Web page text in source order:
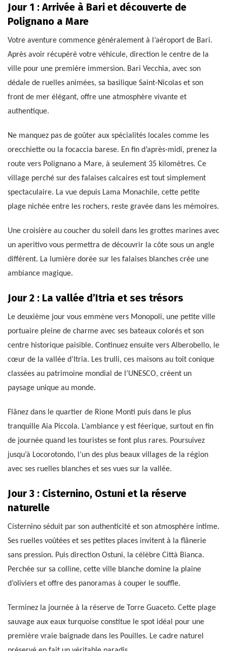
Jour 1 : Arrivée à Bari et découverte de
Polignano a Mare
Votre aventure commence généralement à l’aéroport de Bari.
Après avoir récupéré votre véhicule, direction le centre de la
ville pour une première immersion. Bari Vecchia, avec son
dédale de ruelles animées, sa basilique Saint-Nicolas et son
front de mer élégant, offre une atmosphère vivante et
authentique.
Ne manquez pas de goûter aux spécialités locales comme les
orecchiette ou la focaccia barese. En fin d’après-midi, prenez la
route vers Polignano a Mare, à seulement 35 kilomètres. Ce
village perché sur des falaises calcaires est tout simplement
spectaculaire. La vue depuis Lama Monachile, cette petite
plage nichée entre les rochers, reste gravée dans les mémoires.
Une croisière au coucher du soleil dans les grottes marines avec
un aperitivo vous permettra de découvrir la côte sous un angle
différent. La lumière dorée sur les falaises blanches crée une
ambiance magique.
Jour 2 : La vallée d’Itria et ses trésors
Le deuxième jour vous emmène vers Monopoli, une petite ville
portuaire pleine de charme avec ses bateaux colorés et son
centre historique paisible. Continuez ensuite vers Alberobello, le
cœur de la vallée d’Itria. Les trulli, ces maisons au toit conique
classées au patrimoine mondial de l’UNESCO, créent un
paysage unique au monde.
Flânez dans le quartier de Rione Monti puis dans le plus
tranquille Aia Piccola. L’ambiance y est féerique, surtout en fin
de journée quand les touristes se font plus rares. Poursuivez
jusqu’à Locorotondo, l’un des plus beaux villages de la région
avec ses ruelles blanches et ses vues sur la vallée.
Jour 3 : Cisternino, Ostuni et la réserve
naturelle
Cisternino séduit par son authenticité et son atmosphère intime.
Ses ruelles voûtées et ses petites places invitent à la flânerie
sans pression. Puis direction Ostuni, la célèbre Città Bianca.
Perchée sur sa colline, cette ville blanche domine la plaine
d’oliviers et offre des panoramas à couper le souffle.
Terminez la journée à la réserve de Torre Guaceto. Cette plage
sauvage aux eaux turquoise constitue le spot idéal pour une
première vraie baignade dans les Pouilles. Le cadre naturel